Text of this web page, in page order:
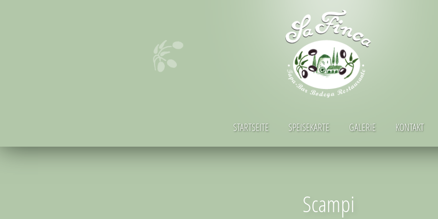
STARTSEITE SPEISEKARTE GALERIE KONTAKT
Scampi